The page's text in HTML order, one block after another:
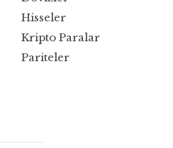
Hisseler
Kripto Paralar
Pariteler